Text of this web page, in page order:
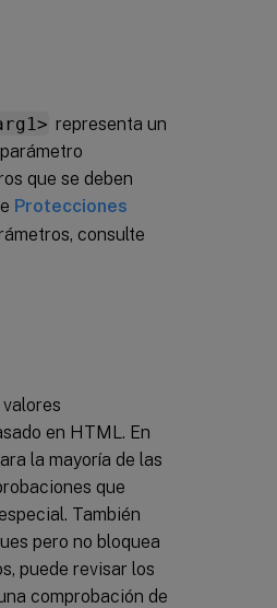
representa un
que se deben
Protecciones
consulte
en HTML. En
la mayoría de las
que
También
pero no bloquea
puede revisar los
comprobación de